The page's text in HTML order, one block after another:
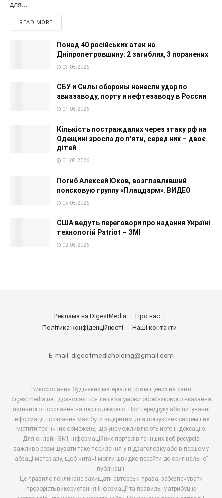
для...
READ MORE
Понад 40 російських атак на
Дніпропетровщину: 2 загиблих, 3 поранених
03.08.2026
СБУ и Силы обороны нанесли удар по
авиазаводу, порту и нефтезаводу в России
01.08.2026
Кількість постраждалих через атаку рф на
Одещині зросла до п'яти, серед них – двоє
дітей
01.08.2026
Погиб Алексей Юков, возглавлявший
поисковую группу «Плацдарм». ВИДЕО
05.08.2026
США ведуть переговори про надання Україні
технологій Patriot – ЗМІ
02.08.2026
Реклама на DigestMedia
Про нас
Політика конфіденційності
Наші контакти
E-mail: digestmediaholding@gmail.com
Використання будь-яких матеріалів, розміщених на сайті
digestmedia.net, дозволяється лише за умови обов’язкового вказання
активного посилання на першоджерело. При передруку або цитуванні
інформації посилання має бути відкритим для пошукових систем і не
містити технічних обмежень, що унеможливлюють його індексацію.
Для онлайн-ЗМІ, інформаційних порталів та інших веб-ресурсів
важливо розміщувати таке посилання у підзаголовку або в першому
абзаці матеріалу, щоб читачі могли швидко перейти до оригінальної
публікації.
Це правило покликане захищати авторські права, забезпечувати
прозорість використання інформації та правильну атрибуцію